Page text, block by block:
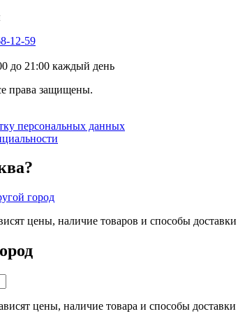
12-59
до 21:00 каждый день
права защищены.
персональных данных
город
цены, наличие товаров и способы доставки
цены, наличие товара и способы доставки